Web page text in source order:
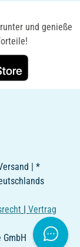
und genieße
| *
|Vertrag